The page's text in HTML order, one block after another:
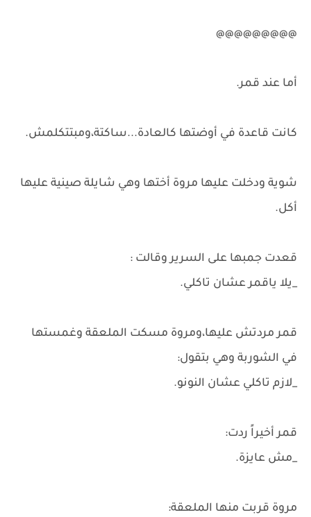
@@@@@@@@@
أما عند قمر.
كانت قاعدة في أوضتها كالعادة...ساكتة،ومبتتكلمش.
شوية ودخلت عليها مروة أختها وهي شايلة صينية عليها
أكل.
قعدت جمبها على السرير وقالت :
_يلا ياقمر عشان تاكلي.
قمر مردتش عليها،ومروة مسكت الملعقة وغمستها
في الشوربة وهي بتقول:
_لازم تاكلي عشان النونو.
قمر أخيراً ردت:
_مش عايزة.
مروة قربت منها الملعقة: